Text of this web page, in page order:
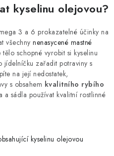
kyselinu olejovou?
3 a 6 prokazatelné účinky na
všechny nenasycené mastné
schopné vyrobit si kyselinu
zařadit potraviny s
na její nedostatek,
s obsahem kvalitního rybího
a sádla používat kvalitní rostlinné
kyselinu olejovou